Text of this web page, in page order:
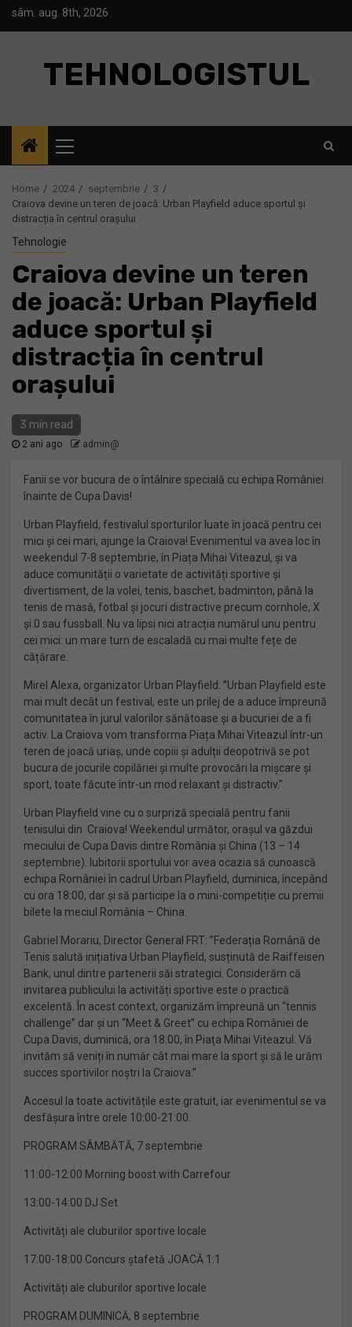
Skipsâm. aug. 8th, 2026
TEHNOLOGISTUL
Menu
Home 2024 septembrie
3
Craiova devine un teren de joacă: Urban Playfield aduce sportul și
distracția în centrul orașului
Tehnologie
Craiova devine un teren
de joacă: Urban Playfield
aduce sportul și
distracția în centrul
orașului
3 min read
2 ani ago admin@
Fanii se vor bucura de o întâlnire specială cu echipa României
înainte de Cupa Davis!
Urban Playfield, festivalul sporturilor luate în joacă pentru cei
mici și cei mari, ajunge la Craiova! Evenimentul va avea loc în
weekendul 7-8 septembrie, în Piața Mihai Viteazul, și va
aduce comunității o varietate de activități sportive și
divertisment, de la volei, tenis, baschet, badminton, până la
tenis de masă, fotbal și jocuri distractive precum cornhole, X
și 0 sau fussball. Nu va lipsi nici atracția numărul unu pentru
cei mici: un mare turn de escaladă cu mai multe fețe de
cățărare.
Mirel Alexa, organizator Urban Playfield: ”Urban Playfield este
mai mult decât un festival, este un prilej de a aduce împreună
comunitatea în jurul valorilor sănătoase și a bucuriei de a fi
activ. La Craiova vom transforma Piața Mihai Viteazul într-un
teren de joacă uriaș, unde copiii și adulții deopotrivă se pot
bucura de jocurile copilăriei și multe provocări la mișcare și
sport, toate făcute într-un mod relaxant și distractiv.”
Urban Playfield vine cu o surpriză specială pentru fanii
tenisului din Craiova! Weekendul următor, orașul va găzdui
meciului de Cupa Davis dintre România și China (13 – 14
septembrie). Iubitorii sportului vor avea ocazia să cunoască
echipa României în cadrul Urban Playfield, duminica, începând
cu ora 18:00, dar și să participe la o mini-competiție cu premii
bilete la meciul România – China.
Gabriel Morariu, Director General FRT: ”Federația Română de
Tenis salută inițiativa Urban Playfield, susținută de Raiffeisen
Bank, unul dintre partenerii săi strategici. Considerăm că
invitarea publicului la activități sportive este o practică
excelentă. În acest context, organizăm împreună un “tennis
challenge” dar și un “Meet & Greet” cu echipa României de
Cupa Davis, duminică, ora 18:00, în Piața Mihai Viteazul. Vă
invităm să veniți în număr cât mai mare la sport și să le urăm
succes sportivilor noștri la Craiova.”
Accesul la toate activitățile este gratuit, iar evenimentul se va
desfășura între orele 10:00-21:00.
PROGRAM SÂMBĂTĂ, 7 septembrie
11:00-12:00 Morning boost with Carrefour
13:00-14:00 DJ Set
Activități ale cluburilor sportive locale
17:00-18:00 Concurs ștafetă JOACĂ 1:1
Activități ale cluburilor sportive locale
PROGRAM DUMINICĂ, 8 septembrie